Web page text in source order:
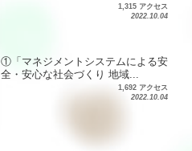
1,315 アクセス
2022.10.04
①「マネジメントシステムによる安
全・安心な社会づくり 地域...
1,692 アクセス
2022.10.04